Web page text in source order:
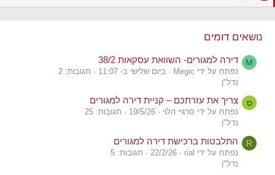
נושאים דומים
M דירה למגורים- השוואת עסקאות 38/2
נפתח על ידי Megic ביום שלישי ב- 11:07
תגובות: 2
נדל"ן
ס צריך את עזרתכם – קניית דירה למגורים
נפתח על ידי סרגיי הלוי 19/5/26
תגובות: 25
נדל"ן
R התלבטות ברכישת דירה למגורים
נפתח על ידי rial 22/2/26
תגובות: 5
נדל"ן